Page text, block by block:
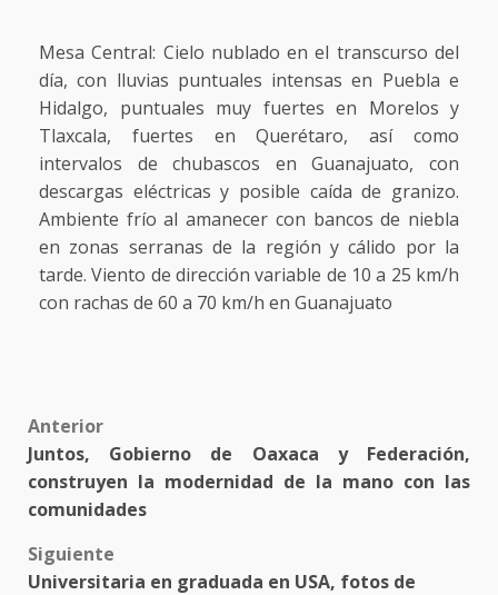
Mesa Central: Cielo nublado en el transcurso del
día, con lluvias puntuales intensas en Puebla e
Hidalgo, puntuales muy fuertes en Morelos y
Tlaxcala, fuertes en Querétaro, así como
intervalos de chubascos en Guanajuato, con
descargas eléctricas y posible caída de granizo.
Ambiente frío al amanecer con bancos de niebla
en zonas serranas de la región y cálido por la
tarde. Viento de dirección variable de 10 a 25 km/h
con rachas de 60 a 70 km/h en Guanajuato
Post
navigation
Anterior
Juntos, Gobierno de Oaxaca y Federación,
construyen la modernidad de la mano con las
comunidades
Siguiente
Universitaria en graduada en USA, fotos de